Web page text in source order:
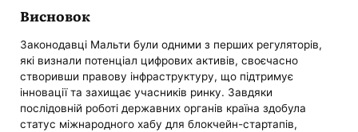
Висновок
Законодавці Мальти були одними з перших регуляторів,
які визнали потенціал цифрових активів, своєчасно
створивши правову інфраструктуру, що підтримує
інновації та захищає учасників ринку. Завдяки
послідовній роботі державних органів країна здобула
статус міжнародного хабу для блокчейн-стартапів,